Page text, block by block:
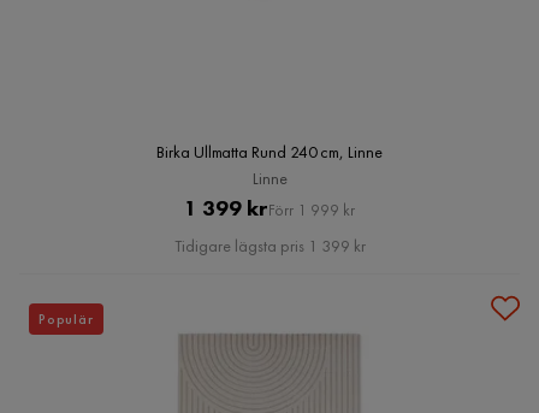
Birka Ullmatta Rund 240 cm, Linne
Linne
Pris
1 399 krOriginal
Pris
Förr 1 999 kr
Tidigare lägsta pris 1 399 kr
Populär